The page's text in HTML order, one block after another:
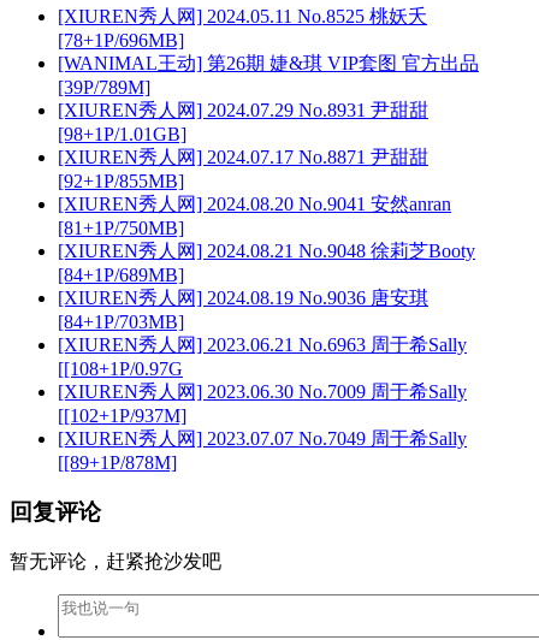
[XIUREN秀人网] 2024.05.11 No.8525 桃妖夭
[78+1P/696MB]
[WANIMAL王动] 第26期 婕&琪 VIP套图 官方出品
[39P/789M]
[XIUREN秀人网] 2024.07.29 No.8931 尹甜甜
[98+1P/1.01GB]
[XIUREN秀人网] 2024.07.17 No.8871 尹甜甜
[92+1P/855MB]
[XIUREN秀人网] 2024.08.20 No.9041 安然anran
[81+1P/750MB]
[XIUREN秀人网] 2024.08.21 No.9048 徐莉芝Booty
[84+1P/689MB]
[XIUREN秀人网] 2024.08.19 No.9036 唐安琪
[84+1P/703MB]
[XIUREN秀人网] 2023.06.21 No.6963 周于希Sally
[[108+1P/0.97G
[XIUREN秀人网] 2023.06.30 No.7009 周于希Sally
[[102+1P/937M]
[XIUREN秀人网] 2023.07.07 No.7049 周于希Sally
[[89+1P/878M]
回复评论
暂无评论，赶紧抢沙发吧